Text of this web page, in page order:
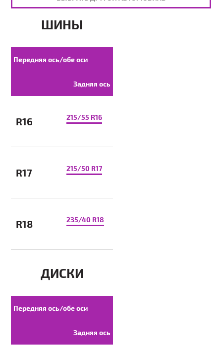
ШИНЫ
Передняя ось/обе оси
Задняя ось
R16 215/55 R16
R17 215/50 R17
R18 235/40 R18
ДИСКИ
Передняя ось/обе оси
Задняя ось